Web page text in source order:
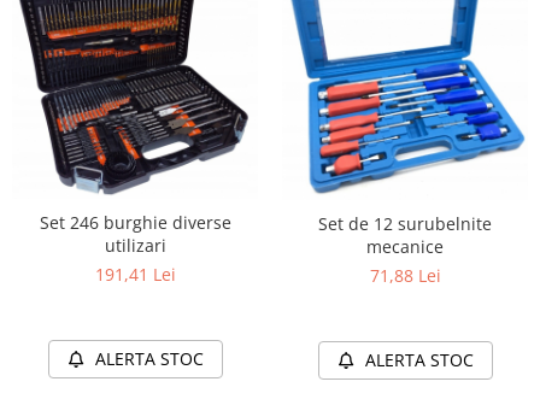
Set 246 burghie diverse
utilizari
191,41 Lei
ALERTA STOC
Set de 12 surubelnite
mecanice
71,88 Lei
ALERTA STOC